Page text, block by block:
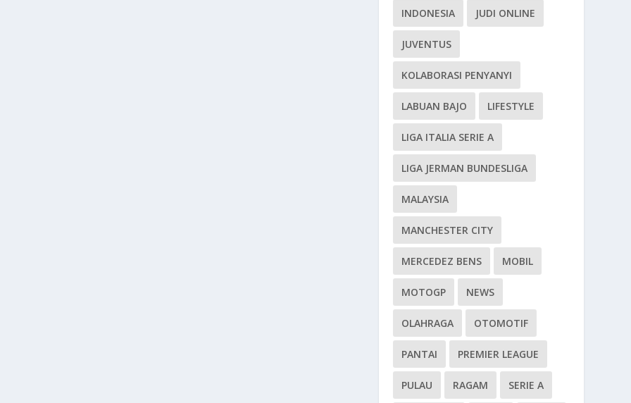
INDONESIA JUDI ONLINE
JUVENTUS
KOLABORASI PENYANYI
LABUAN BAJO LIFESTYLE
LIGA ITALIA SERIE A
LIGA JERMAN BUNDESLIGA
MALAYSIA
MANCHESTER CITY
MERCEDEZ BENS MOBIL
MOTOGP NEWS
OLAHRAGA OTOMOTIF
PANTAI PREMIER LEAGUE
PULAU RAGAM SERIE A